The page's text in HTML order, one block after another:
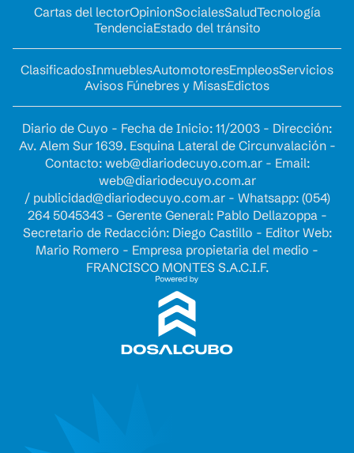
Cartas del lectorOpinionSocialesSaludTecnología
TendenciaEstado del tránsito
ClasificadosInmueblesAutomotoresEmpleosServicios
Avisos Fúnebres y MisasEdictos
Diario de Cuyo - Fecha de Inicio: 11/2003 - Dirección:
Av. Alem Sur 1639. Esquina Lateral de Circunvalación -
Contacto: web@diariodecuyo.com.ar- Email:
web@diariodecuyo.com.ar
/ publicidad@diariodecuyo.com.ar- Whatsapp: (054)
264 5045343 - Gerente General: Pablo Dellazoppa -
Secretario de Redacción: Diego Castillo - Editor Web:
Mario Romero - Empresa propietaria del medio -
FRANCISCO MONTES S.A.C.I.F.